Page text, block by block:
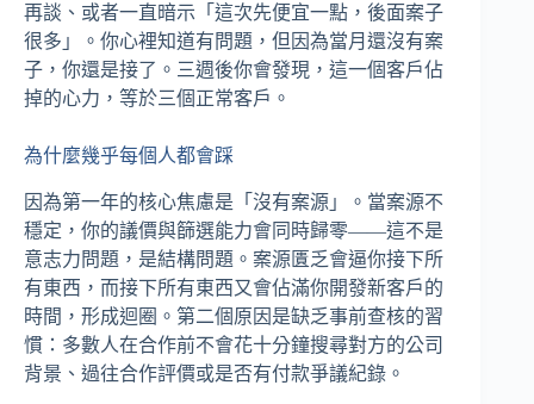
再談、或者一直暗示「這次先便宜一點，後面案子
很多」。你心裡知道有問題，但因為當月還沒有案
子，你還是接了。三週後你會發現，這一個客戶佔
掉的心力，等於三個正常客戶。
為什麼幾乎每個人都會踩
因為第一年的核心焦慮是「沒有案源」。當案源不
穩定，你的議價與篩選能力會同時歸零——這不是
意志力問題，是結構問題。案源匱乏會逼你接下所
有東西，而接下所有東西又會佔滿你開發新客戶的
時間，形成迴圈。第二個原因是缺乏事前查核的習
慣：多數人在合作前不會花十分鐘搜尋對方的公司
背景、過往合作評價或是否有付款爭議紀錄。